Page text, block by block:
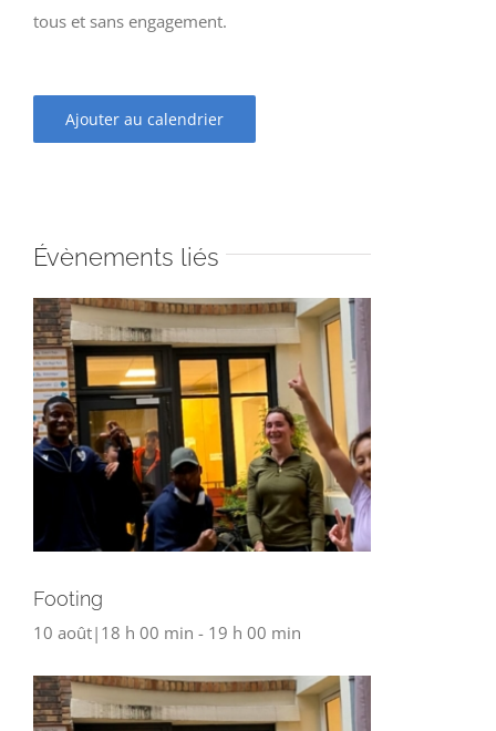
tous et sans engagement.
Ajouter au calendrier
Évènements liés
Footing
10 août|18 h 00 min - 19 h 00 min